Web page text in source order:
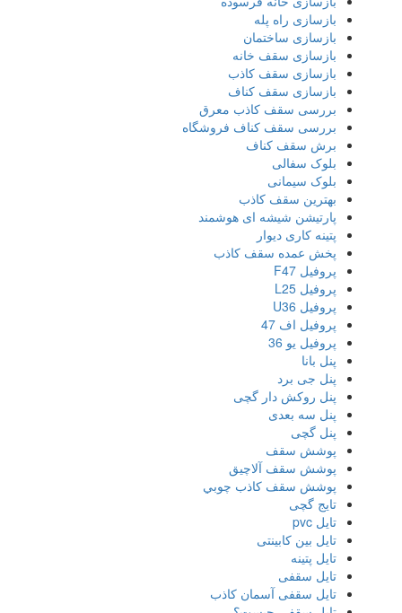
بازسازی راه پله
بازسازی ساختمان
بازسازی سقف خانه
بازسازی سقف کاذب
بازسازی سقف کناف
بررسی سقف کاذب معرق
بررسی سقف کناف فروشگاه
برش سقف کناف
بلوک سفالی
بلوک سیمانی
بهترین سقف کاذب
پارتیشن شیشه ای هوشمند
پتینه کاری دیوار
پخش عمده سقف کاذب
پروفیل F47
پروفیل L25
پروفیل U36
پروفیل اف 47
پروفیل یو 36
پنل بانا
پنل جی برد
پنل روکش دار گچی
پنل سه بعدی
پنل گچی
پوشش سقف
پوشش سقف آلاچیق
پوشش سقف كاذب چوبي
تایج گچی
تایل pvc
تایل بین کابینتی
تایل پتینه
تایل سقفی
تایل سقفی آسمان کاذب